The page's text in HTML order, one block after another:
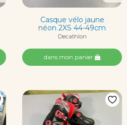
Casque vélo jaune
néon 2XS 44-49cm
Decathlon
dans mon panier